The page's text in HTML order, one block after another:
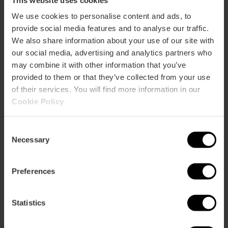
We use cookies to personalise content and ads, to
provide social media features and to analyse our traffic.
We also share information about your use of our site with
our social media, advertising and analytics partners who
may combine it with other information that you’ve
provided to them or that they’ve collected from your use
of their services. You will find more information in our
Cookie Policy
Selection
Necessary
Preferences
Statistics
in
Valencia
Valencia in einer
einzigartigen Ausstellung im…
den
Heilige
Gral
von
in
einer
einzigartigen
Ausstellung
im…
Die Ausstellung von Anselm
Kiefer kommt nach Valencia
Die
Ausstellung
von
Anselm
Kiefer
kommt
nach
Miniaturformat“ in Valencia
„Rom
Miniaturformat“
Führung durch das Ciutat de
Führung
durch
Ciutat
de